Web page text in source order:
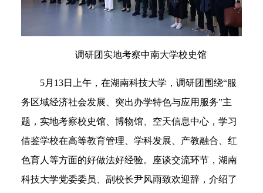
调研团实地考察中南大学校史馆
5月13日上午，在湖南科技大学，调研团围绕“服
务区域经济社会发展、突出办学特色与应用服务”主
题，实地考察校史馆、博物馆、空天信息中心，学习
借鉴学校在高等教育管理、学科发展、产教融合、红
色育人等方面的好做法好经验。座谈交流环节，湖南
科技大学党委委员、副校长尹风雨致欢迎辞，介绍了